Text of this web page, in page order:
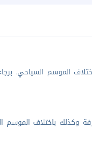
الموسم السياحي.
وكذلك باختلاف الموسم